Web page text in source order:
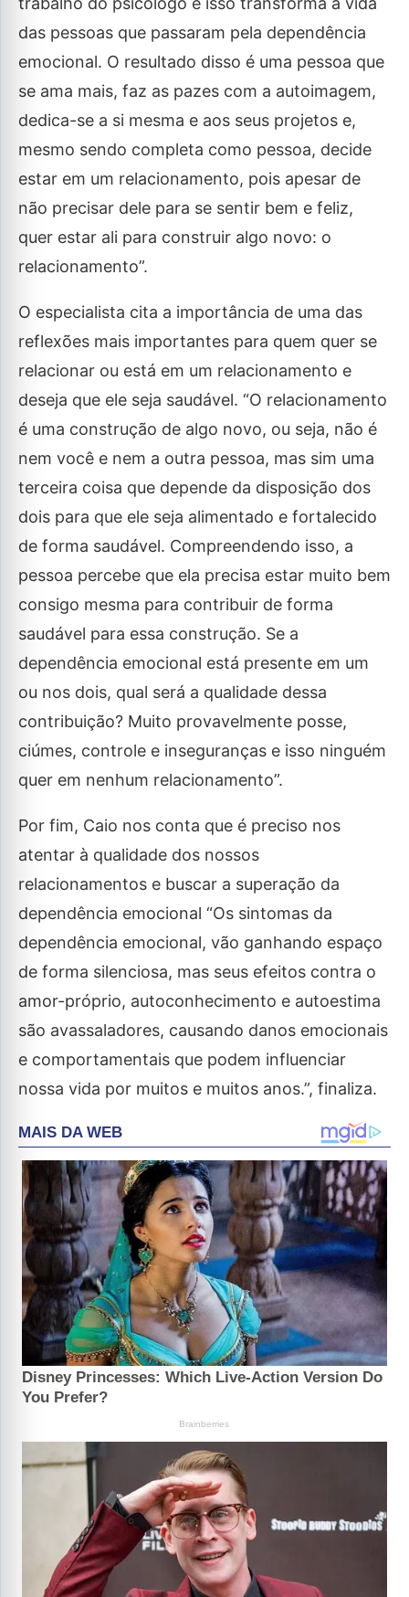
das pessoas que passaram pela dependência
emocional. O resultado disso é uma pessoa que
se ama mais, faz as pazes com a autoimagem,
dedica-se a si mesma e aos seus projetos e,
mesmo sendo completa como pessoa, decide
estar em um relacionamento, pois apesar de
não precisar dele para se sentir bem e feliz,
quer estar ali para construir algo novo: o
relacionamento”.
O especialista cita a importância de uma das
reflexões mais importantes para quem quer se
relacionar ou está em um relacionamento e
deseja que ele seja saudável. “O relacionamento
é uma construção de algo novo, ou seja, não é
nem você e nem a outra pessoa, mas sim uma
terceira coisa que depende da disposição dos
dois para que ele seja alimentado e fortalecido
de forma saudável. Compreendendo isso, a
pessoa percebe que ela precisa estar muito bem
consigo mesma para contribuir de forma
saudável para essa construção. Se a
dependência emocional está presente em um
ou nos dois, qual será a qualidade dessa
contribuição? Muito provavelmente posse,
ciúmes, controle e inseguranças e isso ninguém
quer em nenhum relacionamento”.
Por fim, Caio nos conta que é preciso nos
atentar à qualidade dos nossos
relacionamentos e buscar a superação da
dependência emocional “Os sintomas da
dependência emocional, vão ganhando espaço
de forma silenciosa, mas seus efeitos contra o
amor-próprio, autoconhecimento e autoestima
são avassaladores, causando danos emocionais
e comportamentais que podem influenciar
nossa vida por muitos e muitos anos.”, finaliza.